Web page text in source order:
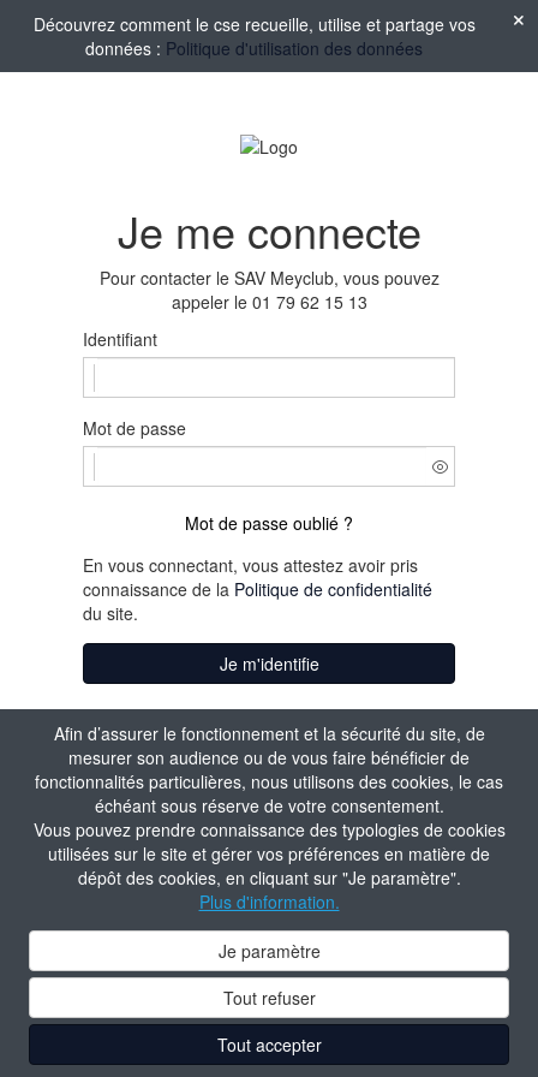
Afin d’assurer le fonctionnement et la sécurité du site, de
mesurer son audience ou de vous faire bénéficier de
fonctionnalités particulières, nous utilisons des cookies, le cas
échéant sous réserve de votre consentement.
Vous pouvez prendre connaissance des typologies de cookies
utilisées sur le site et gérer vos préférences en matière de
dépôt des cookies, en cliquant sur "Je paramètre".
Plus d'information.
Je paramètre
Tout refuser
Tout accepter
Découvrez comment le cse recueille, utilise et partage vos
données : Politique d'utilisation des données
Je me connecte
Pour contacter le SAV Meyclub, vous pouvez
appeler le 01 79 62 15 13
Identifiant
Mot de passe
Mot de passe oublié ?
En vous connectant, vous attestez avoir pris
connaissance de la Politique de confidentialité
du site.
Je m'identifie